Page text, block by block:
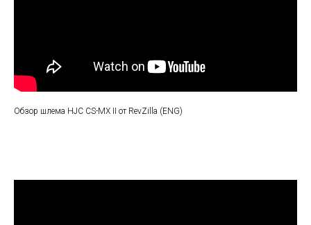
Обзор шлема HJC CS-MX II от RevZilla (ENG)